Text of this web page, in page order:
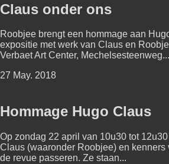
Claus onder ons
Roobjee brengt een hommage aan
expositie met werk van Claus en
Verbaet Art Center, Mechelsesteenweg...
27 May. 2018
Hommage Hugo Claus
Op zondag 22 april van 10u30 tot
Claus (waaronder Roobjee) en
de revue passeren. Ze staan...